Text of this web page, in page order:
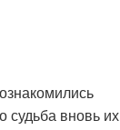
судьба вновь их